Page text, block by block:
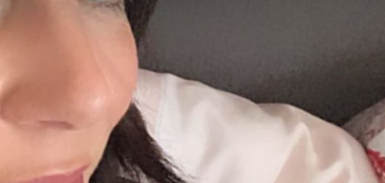
haben oder die sie im Rahmen Ihrer Nutzung der